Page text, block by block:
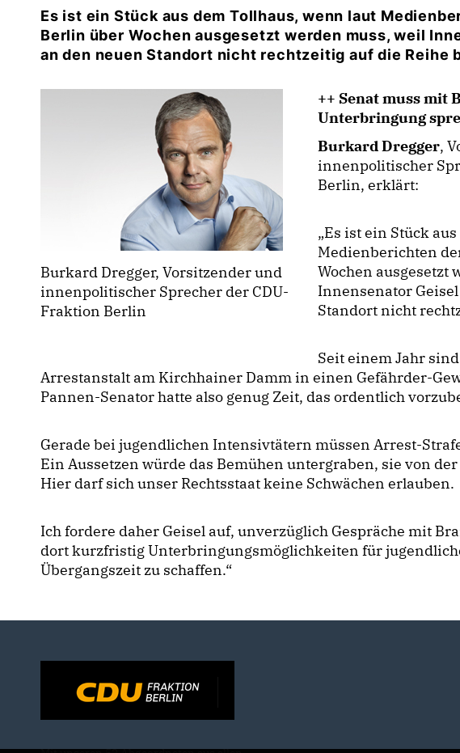
Es ist ein Stück aus dem Tollhaus, wenn laut
Berlin über Wochen ausgesetzt werden muss, weil
an den neuen Standort nicht rechtzeitig auf die Reihe
Burkard Dregger, Vorsitzender und
innenpolitischer Sprecher der CDU-
Fraktion Berlin
++ Senat muss mit
Unterbringung
Burkard Dregger,
innenpolitischer
Berlin, erklärt:
Es ist ein Stück
Medienberichten
Wochen ausgesetzt
Innensenator
Standort nicht
Seit einem Jahr
Arrestanstalt am Kirchhainer Damm in einen Gefährder-
Pannen-Senator hatte also genug Zeit, das ordentlich
Gerade bei jugendlichen Intensivtätern müssen Arrest-
Ein Aussetzen würde das Bemühen untergraben, sie von
Hier darf sich unser Rechtsstaat keine Schwächen erlauben.
Ich fordere daher Geisel auf, unverzüglich Gespräche mit
dort kurzfristig Unterbringungsmöglichkeiten für
Übergangszeit zu schaffen.“